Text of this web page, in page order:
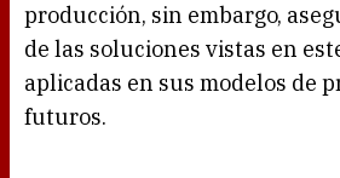
producción, sin embargo,
de las soluciones vistas en
aplicadas en sus modelos de
futuros.